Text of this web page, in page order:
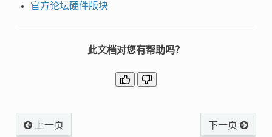
官方论坛硬件版块
此文档对您有帮助吗？
上一页 下一页